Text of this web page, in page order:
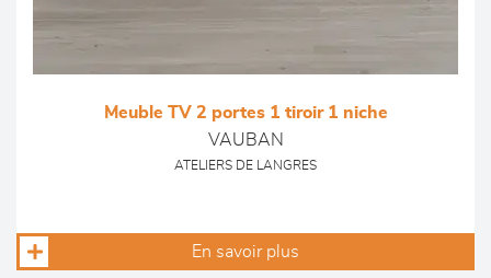
Meuble TV 2 portes 1 tiroir 1 niche
VAUBAN
ATELIERS DE LANGRES
En savoir plus